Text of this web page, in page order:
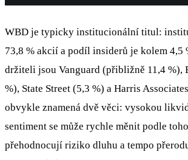
WBD je typicky institucionální titul:
73,8 % akcií a podíl insiderů je kolem 4,5
držiteli jsou Vanguard (přibližně 11,4 %),
%), State Street (5,3 %) a Harris
obvykle znamená dvě věci: vysokou
sentiment se může rychle měnit podle
přehodnocují riziko dluhu a tempo